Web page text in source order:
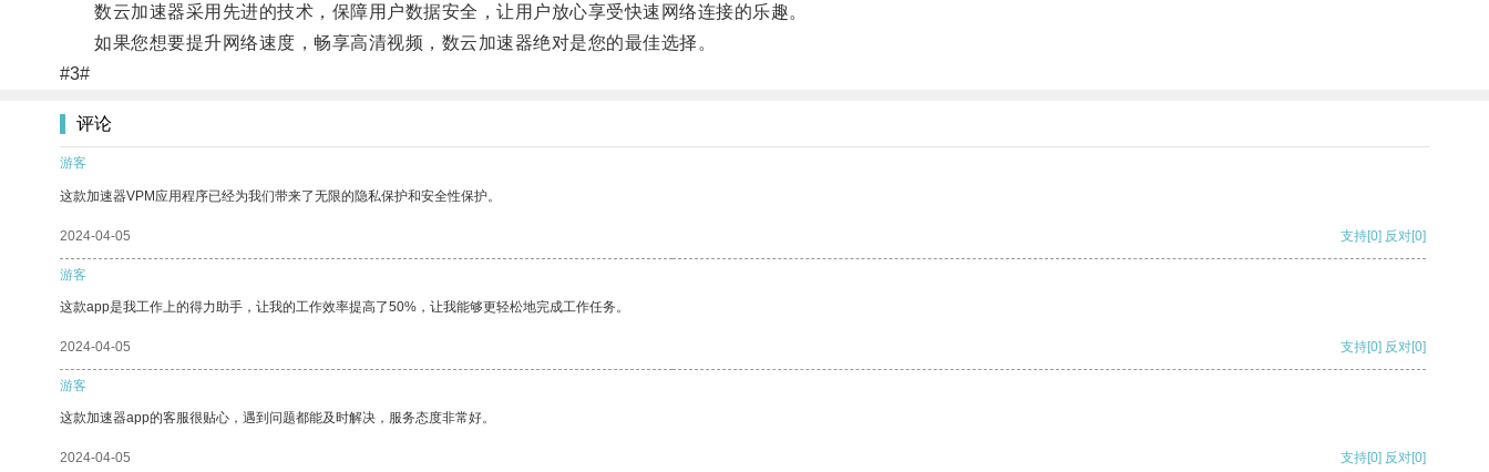
数云加速器采用先进的技术，保障用户数据安全，让用户放心享受快速网络连接的乐趣。
如果您想要提升网络速度，畅享高清视频，数云加速器绝对是您的最佳选择。
#3#
评论
游客
这款加速器VPM应用程序已经为我们带来了无限的隐私保护和安全性保护。
2024-04-05 支持[0] 反对[0]
游客
这款app是我工作上的得力助手，让我的工作效率提高了50%，让我能够更轻松地完成工作任务。
2024-04-05 支持[0] 反对[0]
游客
这款加速器app的客服很贴心，遇到问题都能及时解决，服务态度非常好。
2024-04-05 支持[0] 反对[0]